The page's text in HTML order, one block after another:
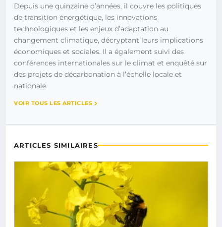
Depuis une quinzaine d’années, il couvre les politiques
de transition énergétique, les innovations
technologiques et les enjeux d’adaptation au
changement climatique, décryptant leurs implications
économiques et sociales. Il a également suivi des
conférences internationales sur le climat et enquêté sur
des projets de décarbonation à l’échelle locale et
nationale.
VOIR TOUS LES ARTICLES
ARTICLES SIMILAIRES